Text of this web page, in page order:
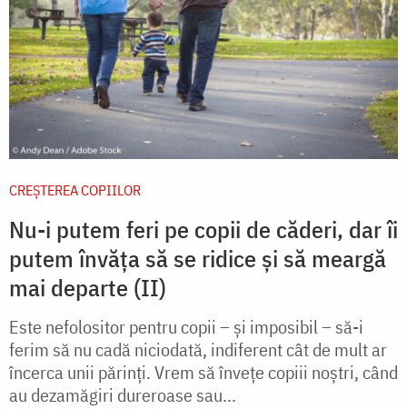
CREŞTEREA COPIILOR
Nu-i putem feri pe copii de căderi, dar îi
putem învăța să se ridice și să meargă
mai departe (II)
Este nefolositor pentru copii – şi imposibil – să-i
ferim să nu cadă niciodată, indiferent cât de mult ar
încerca unii părinţi. Vrem să înveţe copiii noştri, când
au dezamăgiri dureroase sau...